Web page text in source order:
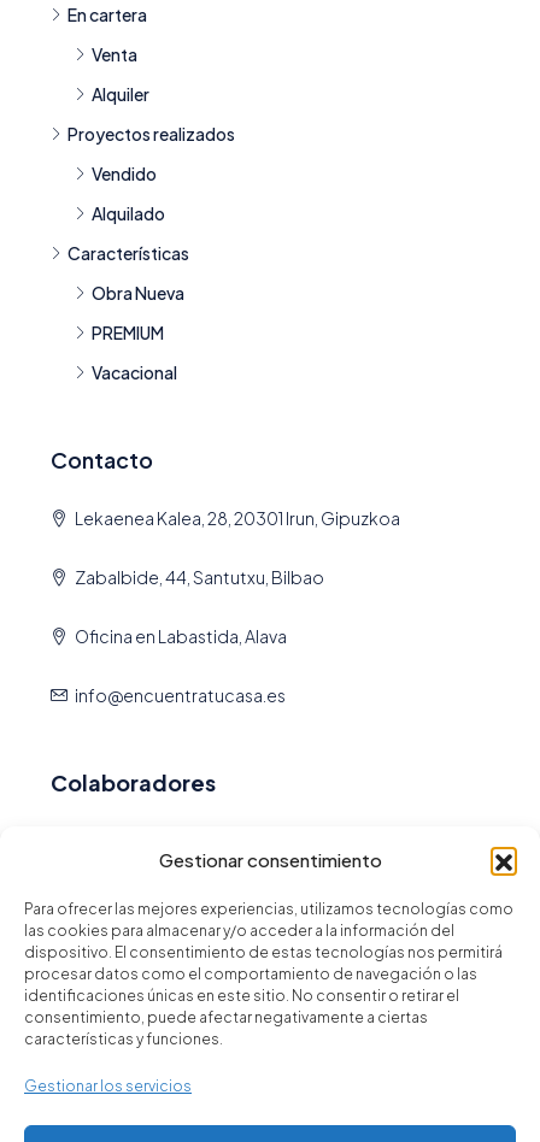
Gestionar consentimiento
Para ofrecer las mejores experiencias, utilizamos tecnologías como
las cookies para almacenar y/o acceder a la información del
dispositivo. El consentimiento de estas tecnologías nos permitirá
procesar datos como el comportamiento de navegación o las
identificaciones únicas en este sitio. No consentir o retirar el
consentimiento, puede afectar negativamente a ciertas
características y funciones.
Gestionar los servicios
En cartera
Venta
Alquiler
Proyectos realizados
Vendido
Alquilado
Características
Obra Nueva
PREMIUM
Vacacional
Contacto
Lekaenea Kalea, 28, 20301 Irun, Gipuzkoa
Zabalbide, 44, Santutxu, Bilbao
Oficina en Labastida, Alava
info@encuentratucasa.es
Colaboradores